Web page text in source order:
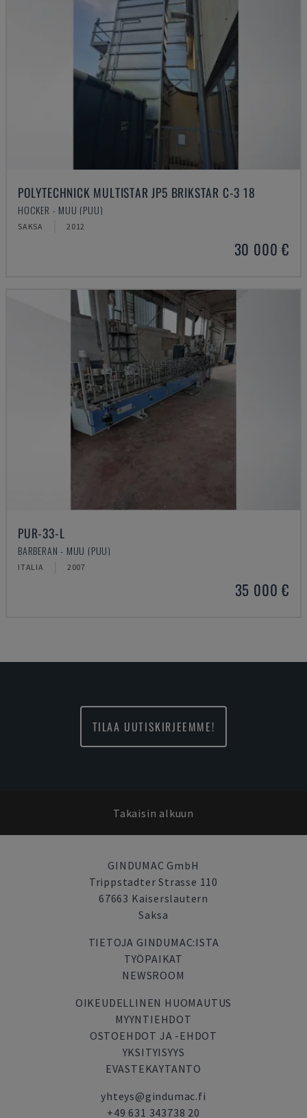
POLYTECHNICK MULTISTAR JP5 BRIKSTAR C-3 18
HOCKER - MUU (PUU)
SAKSA 2012
30 000 €
PUR-33-L
BARBERAN - MUU (PUU)
ITALIA 2007
35 000 €
TILAA UUTISKIRJEEMME!
Takaisin alkuun
GINDUMAC GmbH
Trippstadter Strasse 110
67663 Kaiserslautern
Saksa
TIETOJA GINDUMAC:ISTA
TYÖPAIKAT
NEWSROOM
OIKEUDELLINEN HUOMAUTUS
MYYNTIEHDOT
OSTOEHDOT JA -EHDOT
YKSITYISYYS
EVASTEKAYTANTO
yhteys@gindumac.fi
+49 631 343738 20